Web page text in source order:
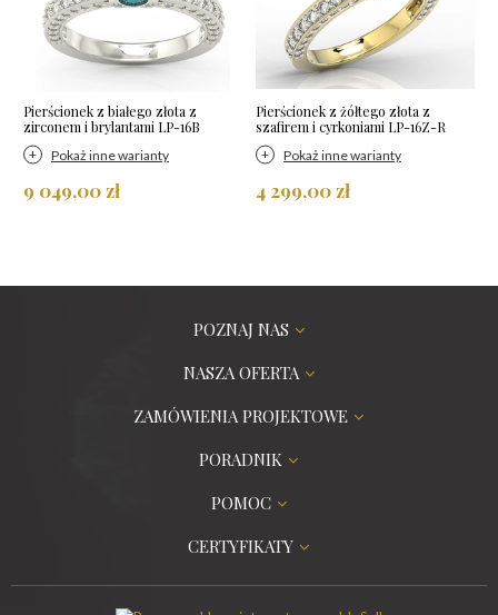
Pierścionek z białego złota z
zirconem i brylantami LP-16B
Pokaż inne warianty
9 049,00 zł
Pierścionek z żółtego złota z
szafirem i cyrkoniami LP-16Z-R
Pokaż inne warianty
4 299,00 zł
POZNAJ NAS
NASZA OFERTA
ZAMÓWIENIA PROJEKTOWE
PORADNIK
POMOC
CERTYFIKATY